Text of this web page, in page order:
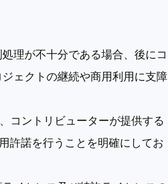
理が不十分である場合、後にコ
ェクトの継続や商用利用に支障
コントリビューターが提供する
許諾を行うことを明確にしてお